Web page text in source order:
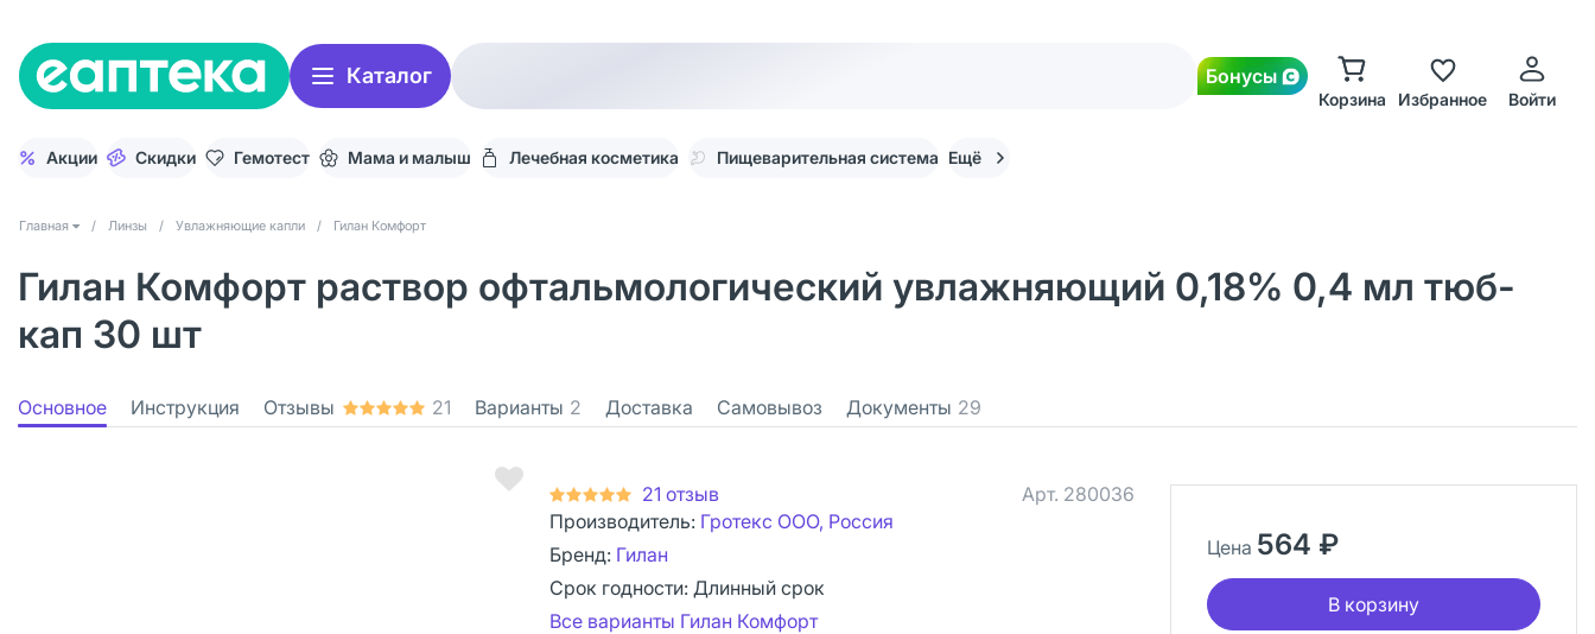
Каталог Бонусы
Корзина Избранное Войти
Акции Скидки Гемотест Мама и малыш Лечебная косметика Пищеварительная система Ещё
Главная / Линзы / Увлажняющие капли / Гилан Комфорт
Гилан Комфорт раствор офтальмологический увлажняющий 0,18% 0,4 мл тюб-
кап 30 шт
Основное Инструкция Отзывы 21 Варианты 2 Доставка Самовывоз Документы 29
21 отзыв Арт. 280036
Производитель: Гротекс ООО, Россия
Бренд: Гилан
Срок годности: Длинный срок
Все варианты Гилан Комфорт
Цена 564 ₽
В корзину